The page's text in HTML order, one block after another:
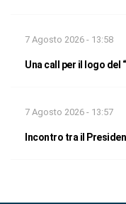
7 Agosto 2026 - 13:58
Una call per il logo del
7 Agosto 2026 - 13:57
Incontro tra il